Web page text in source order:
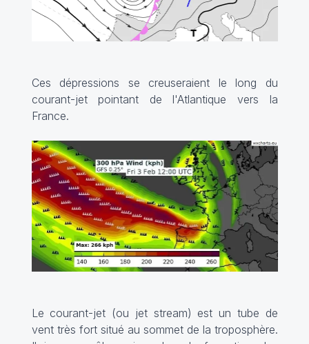
Ces dépressions se creuseraient le long du
courant-jet pointant de l'Atlantique vers la
France.
Le courant-jet (ou jet stream) est un tube de
vent très fort situé au sommet de la troposphère.